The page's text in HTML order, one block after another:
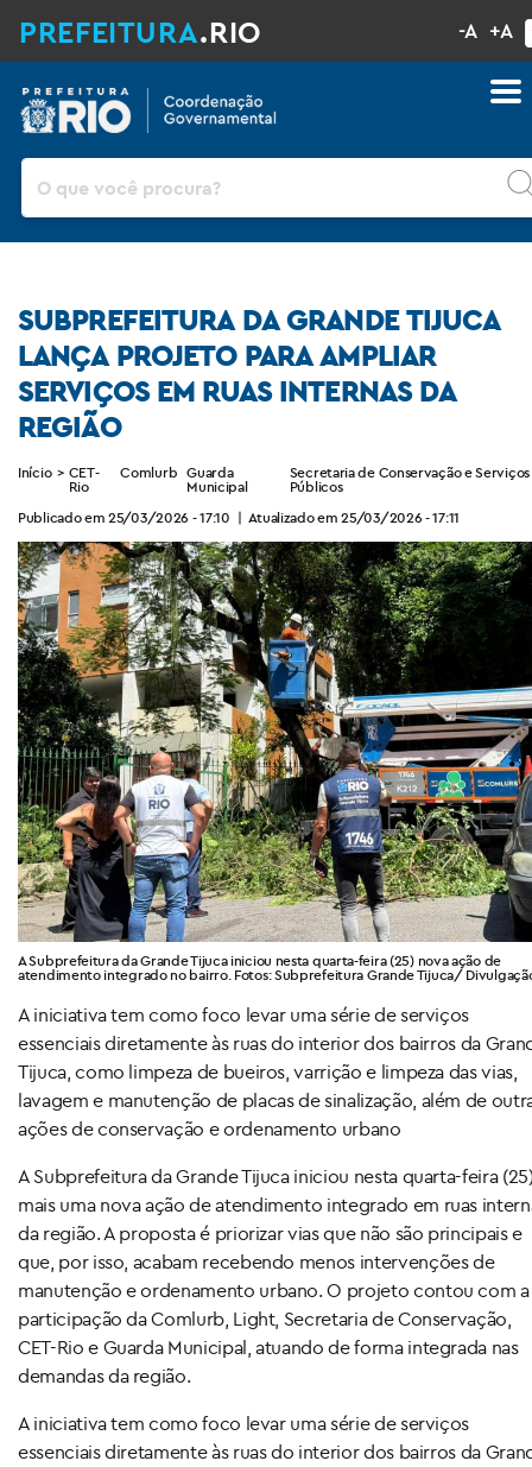
PREFEITURA.RIO -A +A
Pesquisar
SUBPREFEITURA DA GRANDE TIJUCA
LANÇA PROJETO PARA AMPLIAR
SERVIÇOS EM RUAS INTERNAS DA
REGIÃO
Início > CET-
Rio
Comlurb Guarda
Municipal
Secretaria de Conservação e Serviços
Públicos
Publicado em 25/03/2026 - 17:10 | Atualizado em 25/03/2026 - 17:11
A Subprefeitura da Grande Tijuca iniciou nesta quarta-feira (25) nova ação de
atendimento integrado no bairro. Fotos: Subprefeitura Grande Tijuca/
A iniciativa tem como foco levar uma série de serviços
essenciais diretamente às ruas do interior dos bairros da
Tijuca, como limpeza de bueiros, varrição e limpeza das vias,
lavagem e manutenção de placas de sinalização, além de
ações de conservação e ordenamento urbano
A Subprefeitura da Grande Tijuca iniciou nesta quarta-feira
mais uma nova ação de atendimento integrado em ruas
da região. A proposta é priorizar vias que não são principais e
que, por isso, acabam recebendo menos intervenções de
manutenção e ordenamento urbano. O projeto contou com a
participação da Comlurb, Light, Secretaria de Conservação,
CET-Rio e Guarda Municipal, atuando de forma integrada nas
demandas da região.
A iniciativa tem como foco levar uma série de serviços
essenciais diretamente às ruas do interior dos bairros da